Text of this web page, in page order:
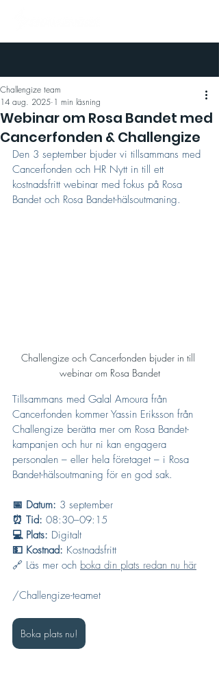
Webinar om Rosa Bandet med
Cancerfonden & Challengize
Challengize team
14 aug. 2025 1 min läsning
Den 3 september bjuder vi tillsammans med
Cancerfonden och HR Nytt in till ett
kostnadsfritt webinar med fokus på Rosa
Bandet och Rosa Bandet-hälsoutmaning.
Challengize och Cancerfonden bjuder in till
webinar om Rosa Bandet
Tillsammans med Galal Amoura från
Cancerfonden kommer Yassin Eriksson från
Challengize berätta mer om Rosa Bandet-
kampanjen och hur ni kan engagera
personalen – eller hela företaget – i Rosa
Bandet-hälsoutmaning för en god sak.
📅 Datum: 3 september
⏰ Tid: 08:30–09:15
💻 Plats: Digitalt
💵 Kostnad: Kostnadsfritt
🔗 Läs mer och boka din plats redan nu här
/Challengize-teamet
Boka plats nu!